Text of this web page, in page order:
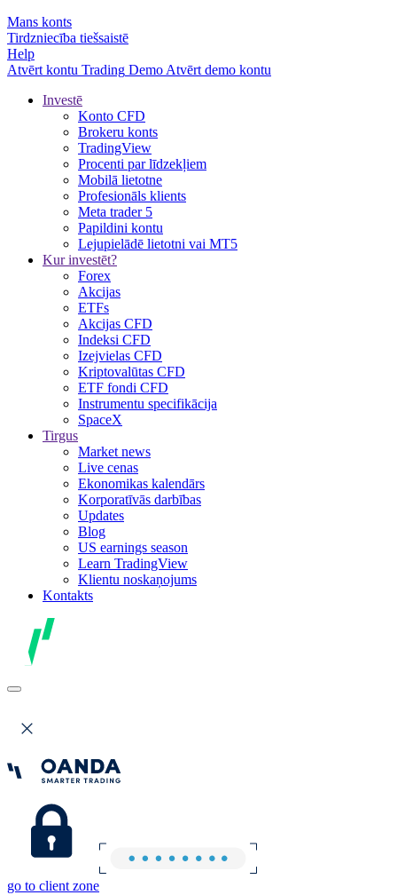
Mans konts
Tirdzniecība tiešsaistē
Help
Atvērt kontu Trading Demo Atvērt demo kontu
Investē
Konto CFD
Brokeru konts
TradingView
Procenti par līdzekļiem
Mobilā lietotne
Profesionāls klients
Meta trader 5
Papildini kontu
Lejupielādē lietotni vai MT5
Kur investēt?
Forex
Akcijas
ETFs
Akcijas CFD
Indeksi CFD
Izejvielas CFD
Kriptovalūtas CFD
ETF fondi CFD
Instrumentu specifikācija
SpaceX
Tirgus
Market news
Live cenas
Ekonomikas kalendārs
Korporatīvās darbības
Updates
Blog
US earnings season
Learn TradingView
Klientu noskaņojums
Kontakts
go to client zone